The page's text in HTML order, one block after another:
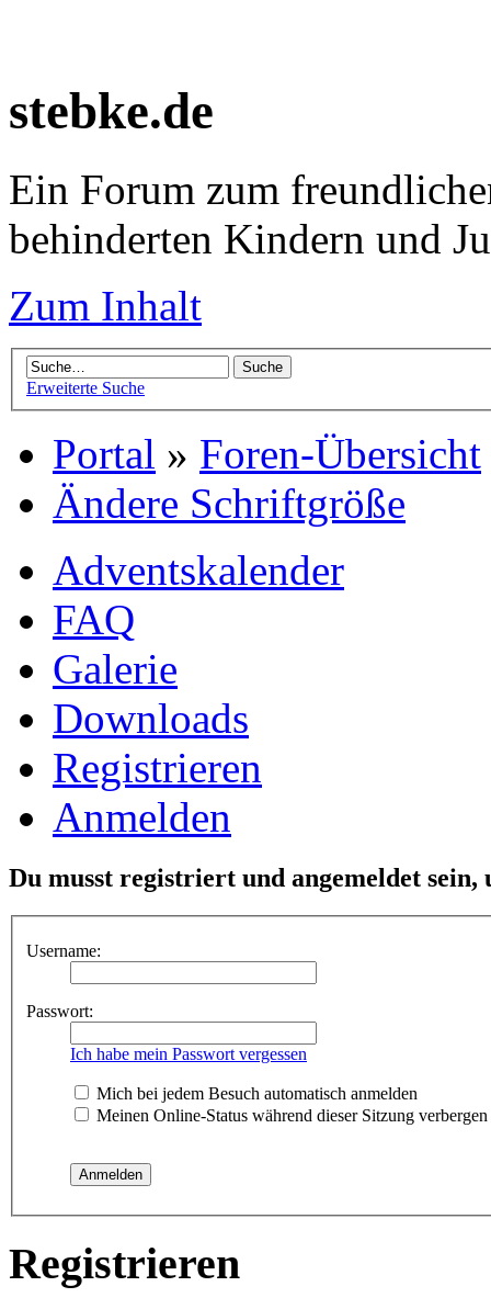
stebke.de
Ein Forum zum
behinderten Kindern und
Zum Inhalt
Erweiterte Suche
Portal » Foren-Übersicht
Ändere Schriftgröße
Adventskalender
FAQ
Galerie
Downloads
Registrieren
Anmelden
Du musst registriert und angemeldet sein,
Username:
Passwort:
Ich habe mein Passwort vergessen
Mich bei jedem Besuch automatisch anmelden
Meinen Online-Status während dieser Sitzung verbergen
Registrieren